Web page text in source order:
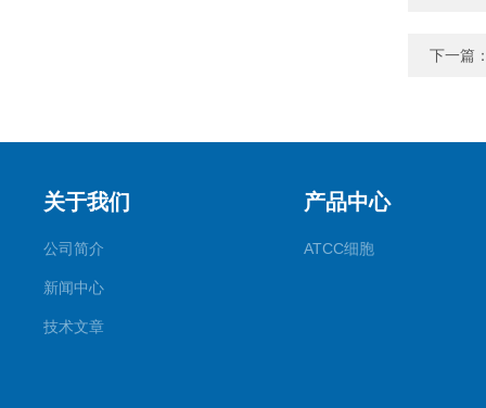
下一篇
关于我们
公司简介
新闻中心
技术文章
产品中心
ATCC细胞